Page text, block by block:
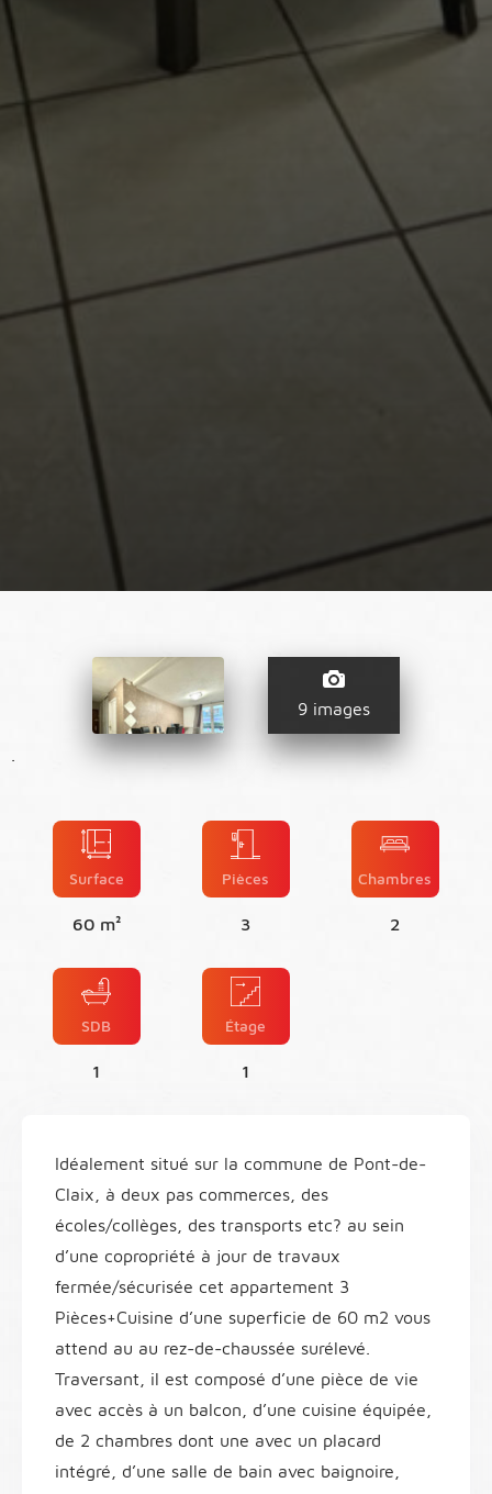
9 images
Surface
60 m²
Pièces
3
Chambres
2
SDB
1
Étage
1
Idéalement situé sur la commune de Pont-de-
Claix, à deux pas commerces, des
écoles/collèges, des transports etc? au sein
d’une copropriété à jour de travaux
fermée/sécurisée cet appartement 3
Pièces+Cuisine d’une superficie de 60 m2 vous
attend au au rez-de-chaussée surélevé.
Traversant, il est composé d’une pièce de vie
avec accès à un balcon, d’une cuisine équipée,
de 2 chambres dont une avec un placard
intégré, d’une salle de bain avec baignoire,